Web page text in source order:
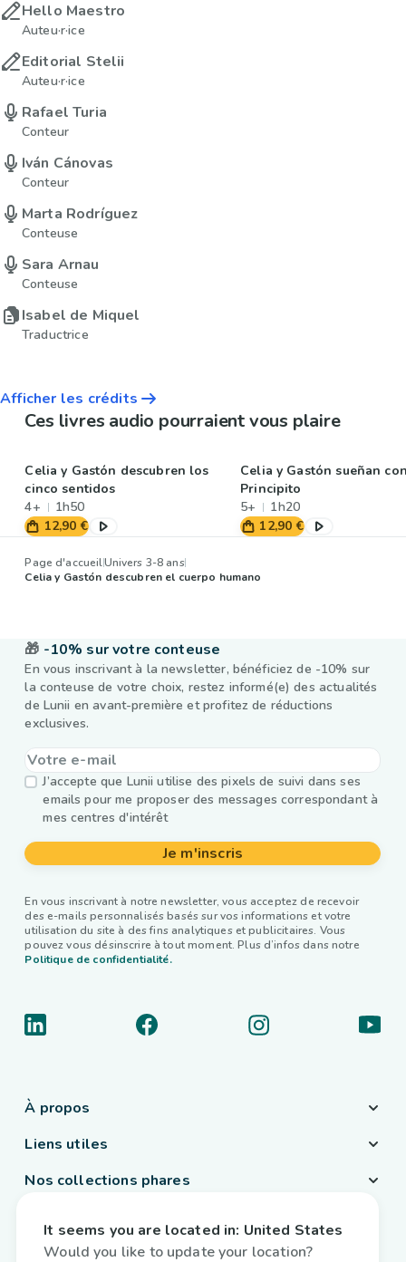
Hello Maestro
Auteu·r·ice
Editorial Stelii
Auteu·r·ice
Rafael Turia
Conteur
Iván Cánovas
Conteur
Marta Rodríguez
Conteuse
Sara Arnau
Conteuse
Isabel de Miquel
Traductrice
Afficher les crédits
Ces livres audio pourraient vous plaire
Celia y Gastón descubren los
cinco sentidos
4+
1h50
12,90 €
Celia y Gastón sueñan
Principito
5+
1h20
12,90 €
Page d'accueilUnivers 3-8 ans
Celia y Gastón descubren el cuerpo humano
🎁 -10% sur votre conteuse
En vous inscrivant à la newsletter, bénéficiez de -10% sur
la conteuse de votre choix, restez informé(e) des actualités
de Lunii en avant-première et profitez de réductions
exclusives.
J’accepte que Lunii utilise des pixels de suivi dans ses
emails pour me proposer des messages correspondant à
mes centres d'intérêt
Je m'inscris
En vous inscrivant à notre newsletter, vous acceptez de recevoir
des e-mails personnalisés basés sur vos informations et votre
utilisation du site à des fins analytiques et publicitaires. Vous
pouvez vous désinscrire à tout moment. Plus d’infos dans notre
Politique de confidentialité.
À propos
Liens utiles
Nos collections phares
France / Français
It seems you are located in: United States
Would you like to update your location?